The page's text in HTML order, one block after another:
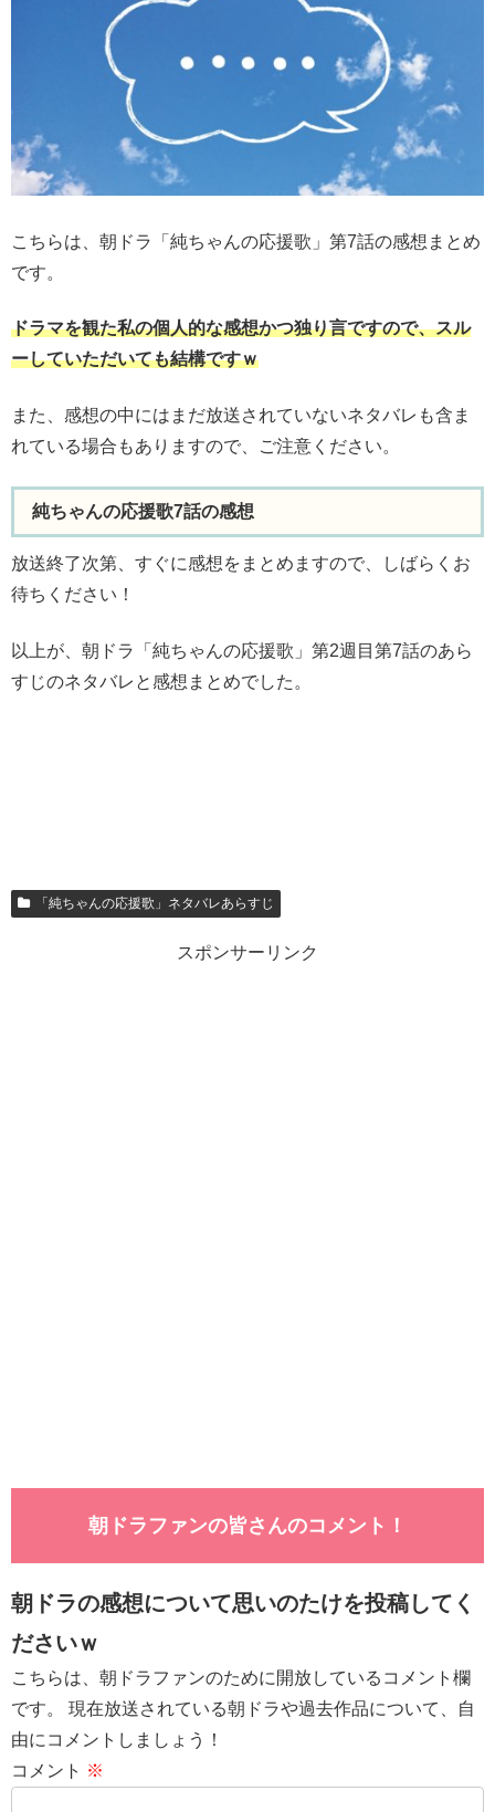
こちらは、朝ドラ「純ちゃんの応援歌」第7話の感想まとめ
です。
ドラマを観た私の個人的な感想かつ独り言ですので、スル
ーしていただいても結構ですｗ
また、感想の中にはまだ放送されていないネタバレも含ま
れている場合もありますので、ご注意ください。
純ちゃんの応援歌7話の感想
放送終了次第、すぐに感想をまとめますので、しばらくお
待ちください！
以上が、朝ドラ「純ちゃんの応援歌」第2週目第7話のあら
すじのネタバレと感想まとめでした。
「純ちゃんの応援歌」ネタバレあらすじ
スポンサーリンク
朝ドラファンの皆さんのコメント！
朝ドラの感想について思いのたけを投稿してく
ださいｗ
こちらは、朝ドラファンのために開放しているコメント欄
です。 現在放送されている朝ドラや過去作品について、自
由にコメントしましょう！
コメント ※